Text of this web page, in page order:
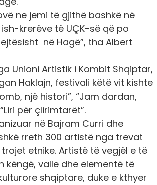
ne jemi të gjithë bashkë në
krerëve të UÇK-së që po
në Hagë”, tha Albert
Unioni Artistik i Kombit Shqiptar,
Haklajn, festivali këtë vit kishte
një histori”, “Jam dardan,
për çlirimtarët”.
në Bajram Curri dhe
rreth 300 artistë nga trevat
etnike. Artistë të vegjël e të
këngë, valle dhe elementë të
shqiptare, duke e kthyer